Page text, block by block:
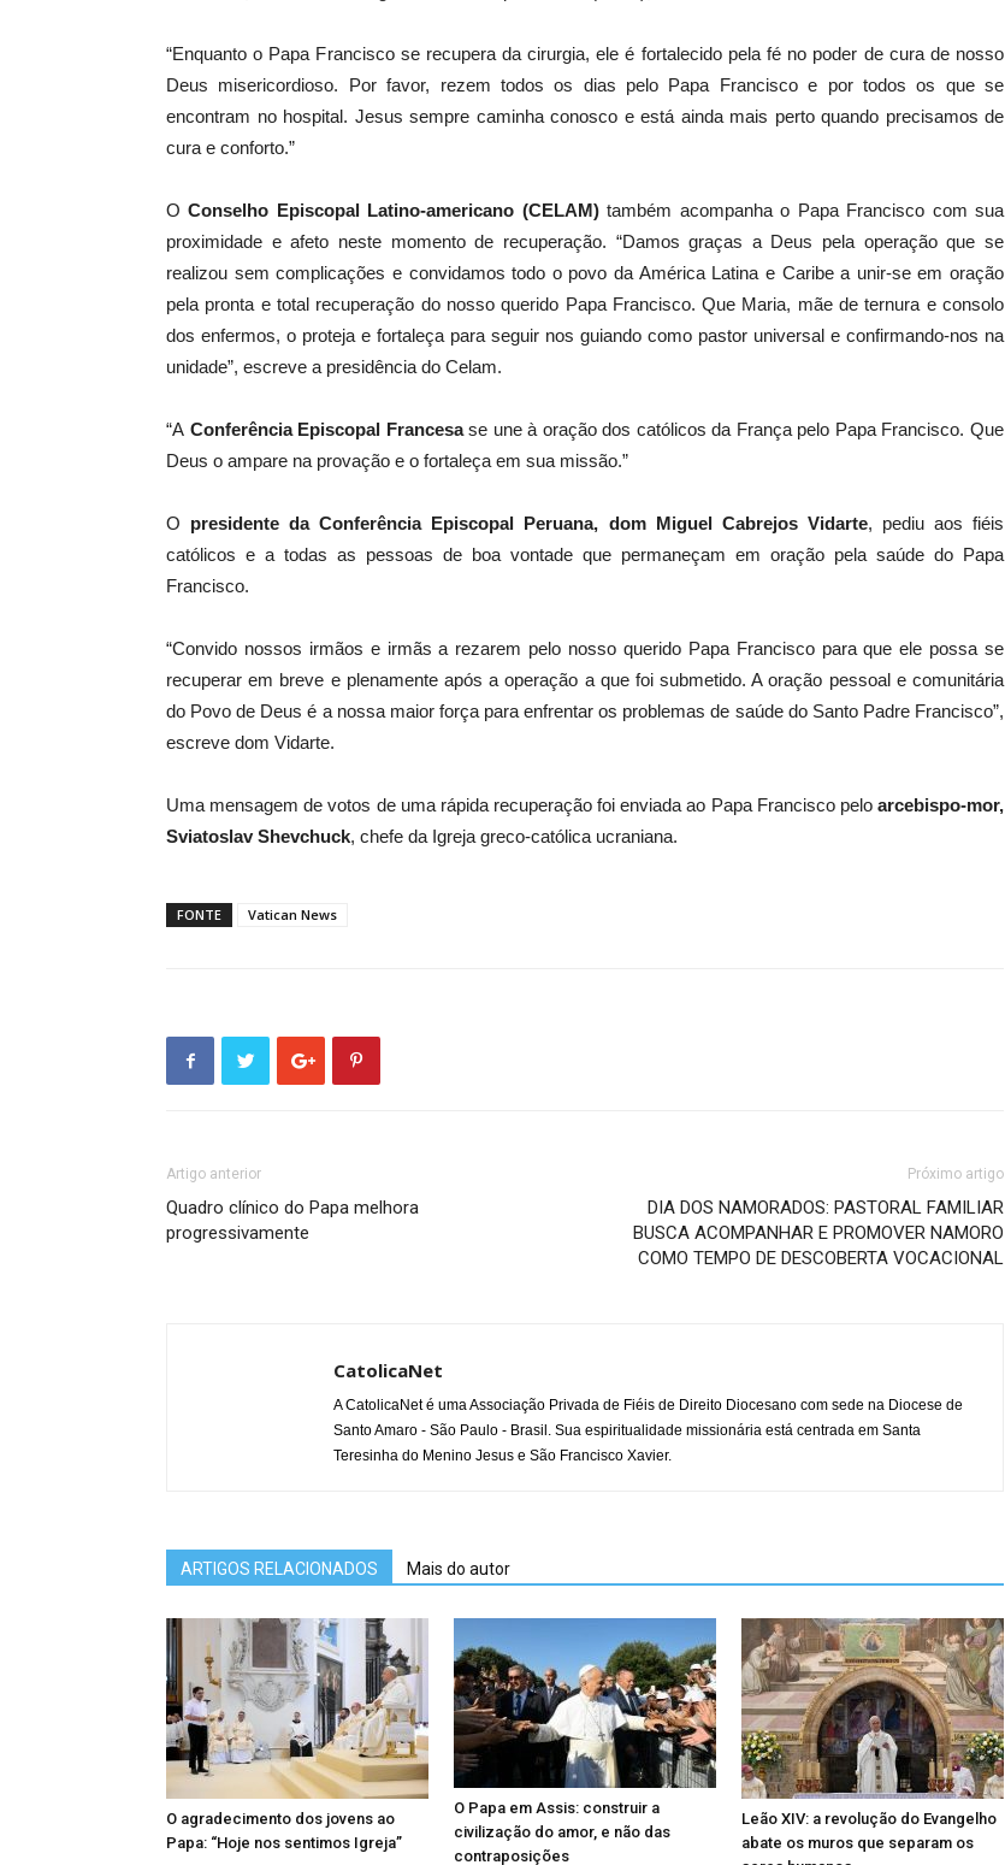
“Enquanto o Papa Francisco se recupera da cirurgia, ele é fortalecido pela fé no poder de cura de nosso
Deus misericordioso. Por favor, rezem todos os dias pelo Papa Francisco e por todos os que se
encontram no hospital. Jesus sempre caminha conosco e está ainda mais perto quando precisamos de
cura e conforto.”
OConselho Episcopal Latino-americano (CELAM)também acompanha o Papa Francisco com sua
proximidade e afeto neste momento de recuperação. “Damos graças a Deus pela operação que se
realizou sem complicações e convidamos todo o povo da América Latina e Caribe a unir-se em oração
pela pronta e total recuperação do nosso querido Papa Francisco. Que Maria, mãe de ternura e consolo
dos enfermos, o proteja e fortaleça para seguir nos guiando como pastor universal e confirmando-nos na
unidade”, escreve a presidência do Celam.
“A Conferência Episcopal Francesase une à oração dos católicos da França pelo Papa Francisco. Que
Deus o ampare na provação e o fortaleça em sua missão.”
O presidente da Conferência Episcopal Peruana, dom Miguel Cabrejos Vidarte, pediu aos fiéis
católicos e a todas as pessoas de boa vontade que permaneçam em oração pela saúde do Papa
Francisco.
“Convido nossos irmãos e irmãs a rezarem pelo nosso querido Papa Francisco para que ele possa se
recuperar em breve e plenamente após a operação a que foi submetido. A oração pessoal e comunitária
do Povo de Deus é a nossa maior força para enfrentar os problemas de saúde do Santo Padre Francisco”,
escreve dom Vidarte.
Uma mensagem de votos de uma rápida recuperação foi enviada ao Papa Francisco pelo arcebispo-mor,
Sviatoslav Shevchuck, chefe da Igreja greco-católica ucraniana.
FONTE Vatican News
Artigo anterior
Quadro clínico do Papa melhora
progressivamente
Próximo artigo
DIA DOS NAMORADOS: PASTORAL FAMILIAR
BUSCA ACOMPANHAR E PROMOVER NAMORO
COMO TEMPO DE DESCOBERTA VOCACIONAL
CatolicaNet
A CatolicaNet é uma Associação Privada de Fiéis de Direito Diocesano com sede na Diocese de
Santo Amaro - São Paulo - Brasil. Sua espiritualidade missionária está centrada em Santa
Teresinha do Menino Jesus e São Francisco Xavier.
ARTIGOS RELACIONADOS Mais do autor
O agradecimento dos jovens ao
Papa: “Hoje nos sentimos Igreja”
O Papa em Assis: construir a
civilização do amor, e não das
contraposições
Leão XIV: a revolução do Evangelho
abate os muros que separam os